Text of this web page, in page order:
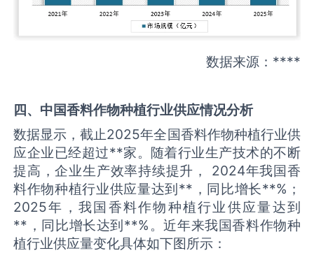
数据来源：****
四、中国香料作物种植行业供应情况分析
数据显示，截止2025年全国香料作物种植行业供
应企业已经超过**家。随着行业生产技术的不断
提高，企业生产效率持续提升， 2024年我国香
料作物种植行业供应量达到**，同比增长**%；
2025年，我国香料作物种植行业供应量达到
**，同比增长达到**%。近年来我国香料作物种
植行业供应量变化具体如下图所示：